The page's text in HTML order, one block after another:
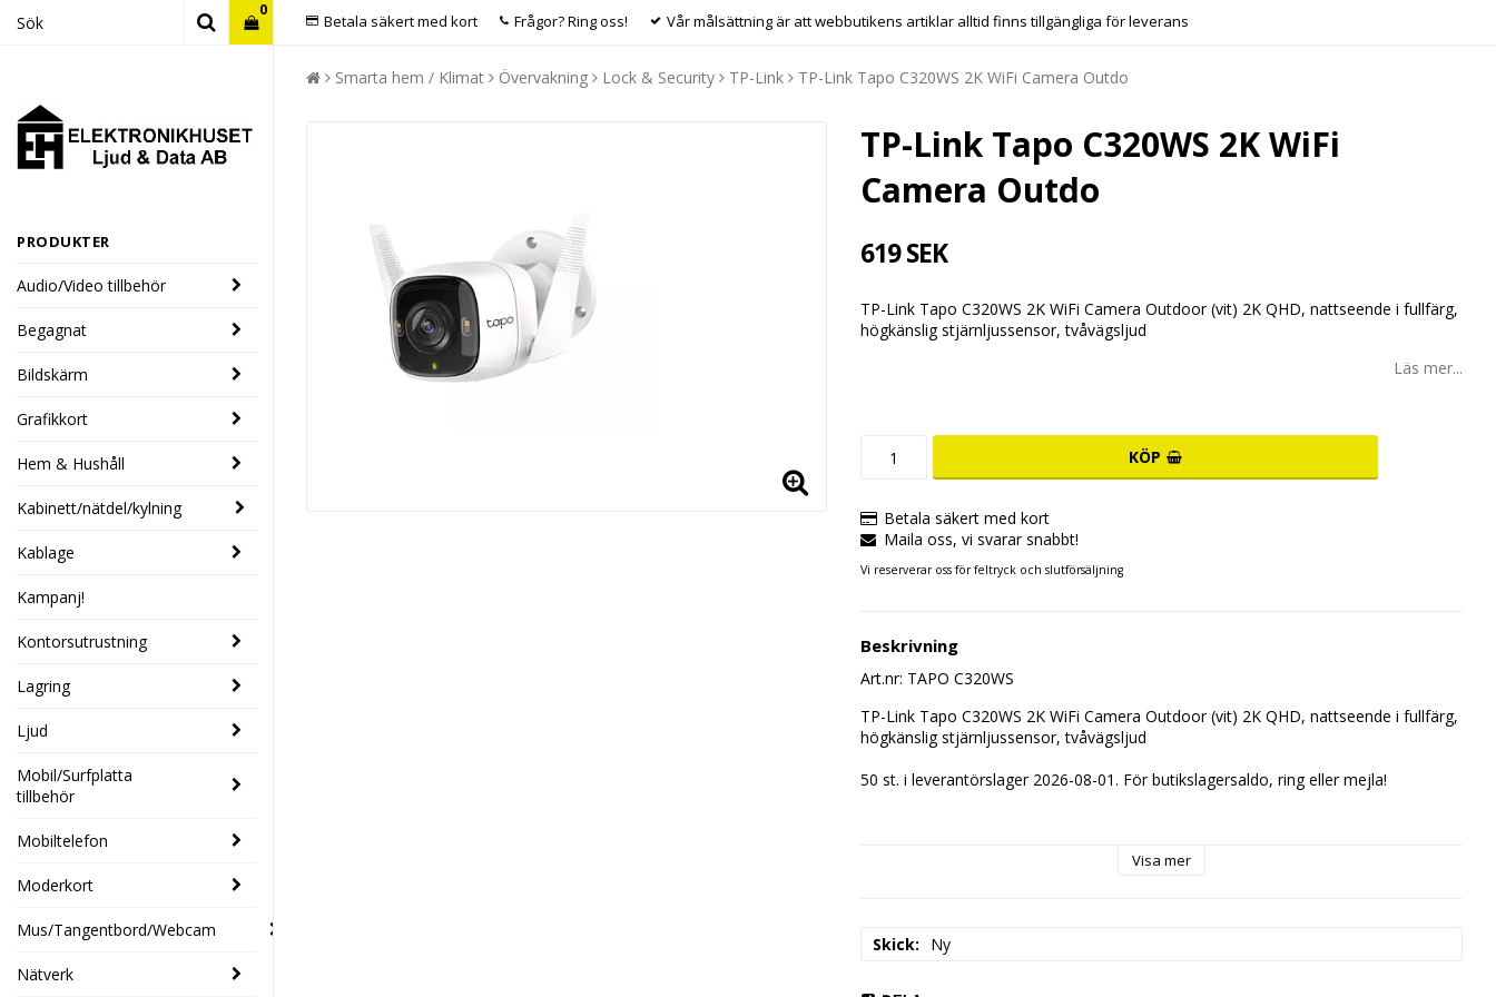
Betala säkert med kort Frågor? Ring oss! Vår målsättning är att webbutikens artiklar alltid finns tillgängliga för leverans
0
PRODUKTER
Audio/Video tillbehör
Begagnat
Bildskärm
Grafikkort
Hem & Hushåll
Kabinett/nätdel/kylning
Kablage
Kampanj!
Kontorsutrustning
Lagring
Ljud
Mobil/Surfplatta
tillbehör
Mobiltelefon
Moderkort
Mus/Tangentbord/Webcam
Nätverk
Smarta hem / Klimat Övervakning Lock & Security TP-Link TP-Link Tapo C320WS 2K WiFi Camera Outdo
TP-Link Tapo C320WS 2K WiFi
Camera Outdo
619 SEK
TP-Link Tapo C320WS 2K WiFi Camera Outdoor (vit) 2K QHD, nattseende i fullfärg,
högkänslig stjärnljussensor, tvåvägsljud
Läs mer...
KÖP
Betala säkert med kort
Maila oss, vi svarar snabbt!
Vi reserverar oss för feltryck och slutförsäljning
Beskrivning
Art.nr: TAPO C320WS
TP-Link Tapo C320WS 2K WiFi Camera Outdoor (vit) 2K QHD, nattseende i fullfärg,
högkänslig stjärnljussensor, tvåvägsljud
50 st. i leverantörslager 2026-08-01. För butikslagersaldo, ring eller mejla!
Visa mer
Skick Ny